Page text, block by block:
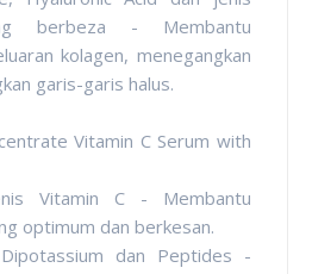
berbeza - Membantu
kolagen, menegangkan
garis-garis halus.
Vitamin C Serum with
Vitamin C - Membantu
optimum dan berkesan.
dan Peptides -